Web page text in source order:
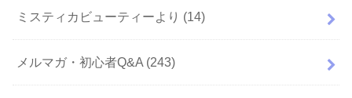
ミスティカビューティーより (14)
メルマガ・初心者Q&A (243)